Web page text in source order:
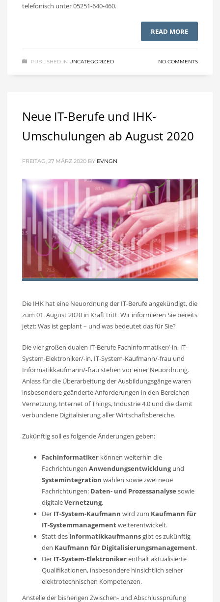
telefonisch unter 05251-640-460.
READ MORE
PUBLISHED IN UNCATEGORIZED NO COMMENTS
Neue IT-Berufe und IHK-
Umschulungen ab August 2020
FREITAG, 27 MÄRZ 2020 BY EVNGN
Die IHK hat eine Neuordnung der IT-Berufe angekündigt, die
zum 01. August 2020 in Kraft tritt. Wir informieren Sie bereits
jetzt: Was ist geplant – und was bedeutet das für Sie?
Die vier großen dualen IT-Berufe Fachinformatiker/-in, IT-
System-Elektroniker/-in, IT-System-Kaufmann/-frau und
Informatikkaufmann/-frau stehen vor einer Neuordnung.
Anlass für die Überarbeitung der Ausbildungsgänge waren
insbesondere geänderte Anforderungen in den Bereichen
Vernetzung, Internet of Things, Industrie 4.0 und die damit
verbundene Digitalisierung aller Wirtschaftsbereiche.
Zukünftig soll es folgende Änderungen geben:
Fachinformatiker können weiterhin die
Fachrichtungen Anwendungsentwicklungund
Systemintegration wählen sowie zwei neue
Fachrichtungen: Daten- und Prozessanalyse sowie
digitaleVernetzung.
Der IT-System-Kaufmann wird zum Kaufmann für
IT-Systemmanagementweiterentwickelt.
Statt des Informatikkaufmannsgibt es zukünftig
den Kaufmann für Digitalisierungsmanagement.
Der IT-System-Elektronikerenthält aktualisierte
Qualifikationen, insbesondere hinsichtlich seiner
elektrotechnischen Kompetenzen.
Anstelle der bisherigen Zwischen- und Abschlussprüfung